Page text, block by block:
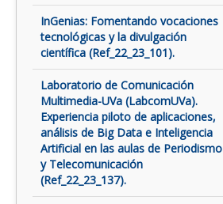
InGenias: Fomentando vocaciones
tecnológicas y la divulgación
científica (Ref_22_23_101).
Laboratorio de Comunicación
Multimedia-UVa (LabcomUVa).
Experiencia piloto de aplicaciones,
análisis de Big Data e Inteligencia
Artificial en las aulas de Periodismo
y Telecomunicación
(Ref_22_23_137).